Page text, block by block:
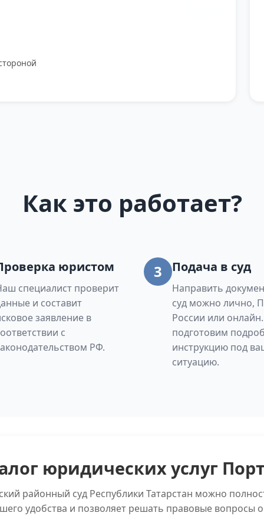
Как это работает?
юристом
специалист проверит
и составит
заявление в
с
РФ.
3 Подача в суд
Направить
суд можно лично,
России или
подготовим
инструкцию под
ситуацию.
юридических услуг
районный суд Республики Татарстан можно
удобства и позволяет решать правовые вопросы